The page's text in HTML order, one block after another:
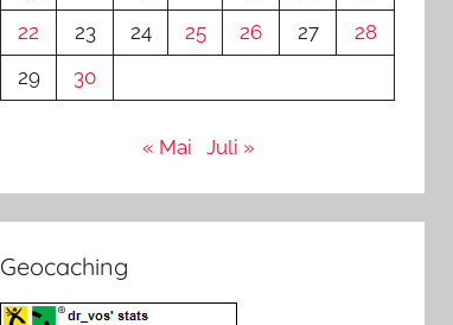
22
23 24 25 26 27
28
29
30
« Mai Juli »
Geocaching